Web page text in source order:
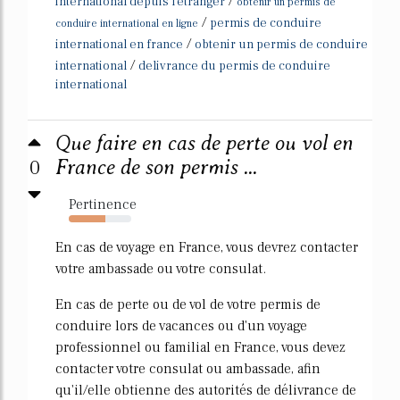
conduire international en ligne / permis de conduire
international en france / obtenir un permis de conduire
international / delivrance du permis de conduire
international
0
Que faire en cas de perte ou vol en
France de son permis ...
Pertinence
58%
En cas de voyage en France, vous devrez contacter
votre ambassade ou votre consulat.
En cas de perte ou de vol de votre permis de
conduire lors de vacances ou d'un voyage
professionnel ou familial en France, vous devez
contacter votre consulat ou ambassade, afin
qu'il/elle obtienne des autorités de délivrance de